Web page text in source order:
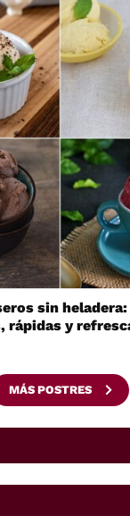
sin heladera:
rápidas y
MÁS POSTRES